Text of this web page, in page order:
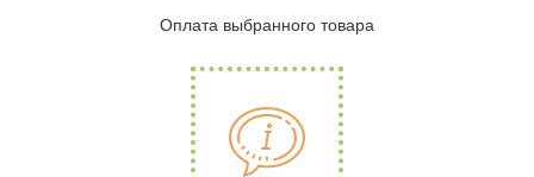
Оплата выбранного товара